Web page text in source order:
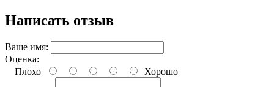
Написать отзыв
Ваше имя:
Оценка:
Плохо
Хорошо